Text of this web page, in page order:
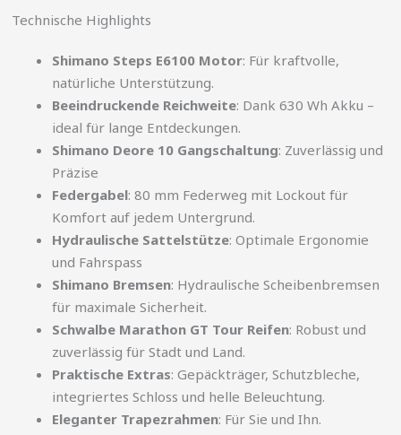
Technische Highlights
Shimano Steps E6100 Motor: Für kraftvolle,
natürliche Unterstützung.
Beeindruckende Reichweite: Dank 630 Wh Akku –
ideal für lange Entdeckungen.
Shimano Deore 10 Gangschaltung: Zuverlässig und
Präzise
Federgabel: 80 mm Federweg mit Lockout für
Komfort auf jedem Untergrund.
Hydraulische Sattelstütze: Optimale Ergonomie
und Fahrspass
Shimano Bremsen: Hydraulische Scheibenbremsen
für maximale Sicherheit.
Schwalbe Marathon GT Tour Reifen: Robust und
zuverlässig für Stadt und Land.
Praktische Extras: Gepäckträger, Schutzbleche,
integriertes Schloss und helle Beleuchtung.
Eleganter Trapezrahmen: Für Sie und Ihn.